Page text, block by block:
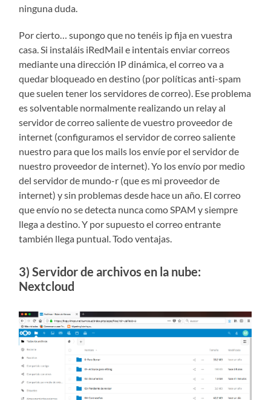
ninguna duda.
Por cierto… supongo que no tenéis ip fija en vuestra
casa. Si instaláis iRedMail e intentais enviar correos
mediante una dirección IP dinámica, el correo va a
quedar bloqueado en destino (por políticas anti-spam
que suelen tener los servidores de correo). Ese problema
es solventable normalmente realizando un relay al
servidor de correo saliente de vuestro proveedor de
internet (configuramos el servidor de correo saliente
nuestro para que los mails los envíe por el servidor de
nuestro proveedor de internet). Yo los envío por medio
del servidor de mundo-r (que es mi proveedor de
internet) y sin problemas desde hace un año. El correo
que envío no se detecta nunca como SPAM y siempre
llega a destino. Y por supuesto el correo entrante
también llega puntual. Todo ventajas.
3) Servidor de archivos en la nube:
Nextcloud